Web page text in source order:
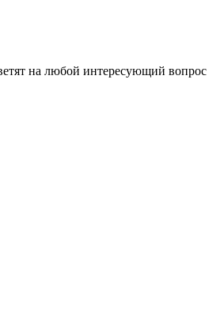
на любой интересующий вопрос